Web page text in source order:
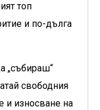
топ
и по-дълга
„събираш“
свободния
и износване на